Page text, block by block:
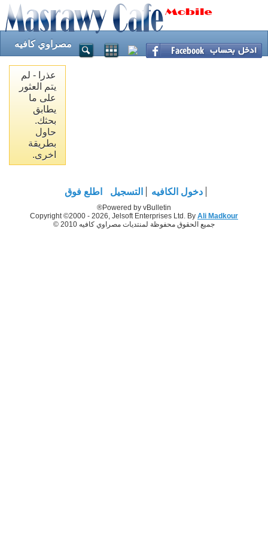
مصراوي كافيه
عذرا - لم
يتم العثور
على ما
يطابق
بحثك.
حاول
بطريقة
اخرى.
دخول الكافيه التسجيل اطلع فوق
Powered by vBulletin®
Copyright ©2000 - 2026, Jelsoft Enterprises Ltd. By Ali Madkour
جميع الحقوق محفوظة لمنتديات مصراوي كافيه 2010 ©